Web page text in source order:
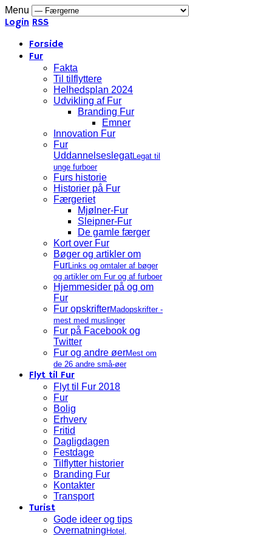
Menu
Login RSS
Forside
Fur
Fakta
Til tilflyttere
Helhedsplan 2024
Udvikling af Fur
Branding Fur
Emner
Innovation Fur
Fur
UddannelseslegatLegat til
unge furboer
Furs historie
Historier på Fur
Færgeriet
Mjølner-Fur
Sleipner-Fur
De gamle færger
Kort over Fur
Bøger og artikler om
FurLinks og omtaler af bøger
og artikler om Fur og af furboer
Hjemmesider på og om
Fur
Fur opskrifterMadopskrifter -
mest med muslinger
Fur på Facebook og
Twitter
Fur og andre øerMest om
de 26 andre små-øer
Flyt til Fur
Flyt til Fur 2018
Fur
Bolig
Erhverv
Fritid
Dagligdagen
Festdage
Tilflytter historier
Branding Fur
Kontakter
Transport
Turist
Gode ideer og tips
Overnatning Hotel,